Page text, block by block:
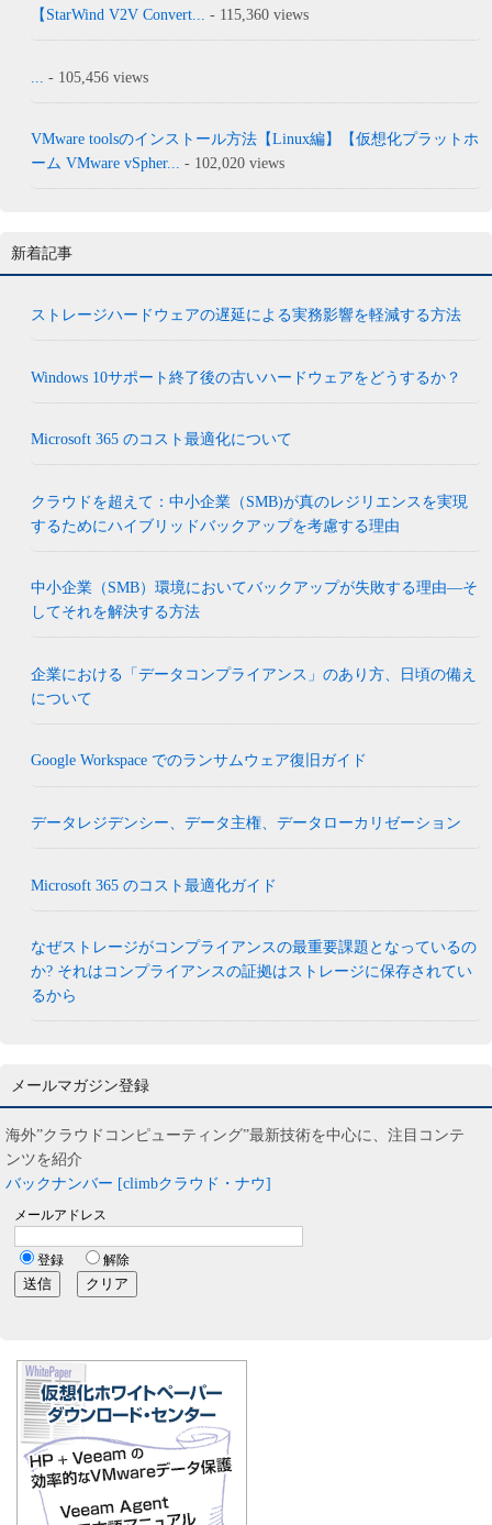
【StarWind V2V Convert...
- 115,360 views
- 105,456 views
VMware toolsのインストール方法【Linux編】【仮想化プラットホ
ーム VMware vSpher... - 102,020 views
新着記事
ストレージハードウェアの遅延による実務影響を軽減する方法
Windows 10サポート終了後の古いハードウェアをどうするか？
Microsoft 365 のコスト最適化について
クラウドを超えて：中小企業（SMB)が真のレジリエンスを実現
するためにハイブリッドバックアップを考慮する理由
中小企業（SMB）環境においてバックアップが失敗する理由―そ
してそれを解決する方法
企業における「データコンプライアンス」のあり方、日頃の備え
について
Google Workspace でのランサムウェア復旧ガイド
データレジデンシー、データ主権、データローカリゼーション
Microsoft 365 のコスト最適化ガイド
なぜストレージがコンプライアンスの最重要課題となっているの
か? それはコンプライアンスの証拠はストレージに保存されてい
るから
メールマガジン登録
海外”クラウドコンピューティング”最新技術を中心に、注目コンテ
ンツを紹介
バックナンバー [climbクラウド・ナウ]